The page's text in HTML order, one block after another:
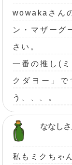
wowakaさん
ン・マザーグ
さい。
一番の推し(
クダヨー」
う、、、。
ななし
私もミクちゃ